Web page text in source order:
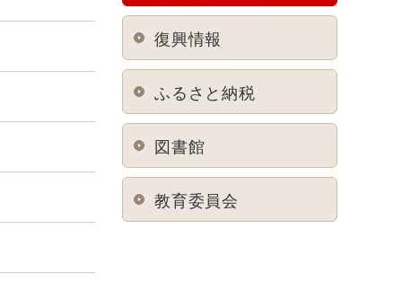
復興情報
ふるさと納税
図書館
教育委員会